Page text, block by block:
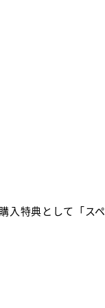
入特典として「ス